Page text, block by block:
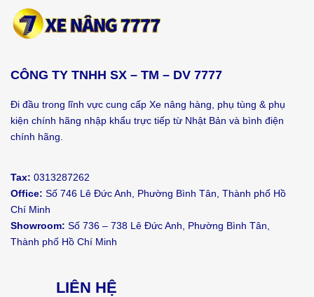
CÔNG TY TNHH SX – TM – DV 7777
Đi đầu trong lĩnh vực cung cấp Xe nâng hàng, phụ tùng & phụ
kiện chính hãng nhập khẩu trực tiếp từ Nhật Bản và bình điện
chính hãng.
Tax: 0313287262
Office: Số 746 Lê Đức Anh, Phường Bình Tân, Thành phố Hồ
Chí Minh
Showroom: Số 736 – 738 Lê Đức Anh, Phường Bình Tân,
Thành phố Hồ Chí Minh
LIÊN HỆ